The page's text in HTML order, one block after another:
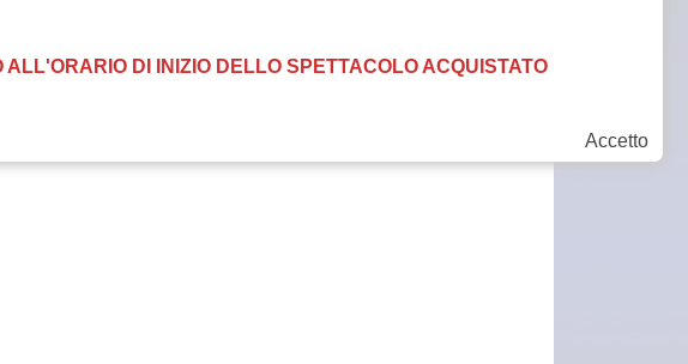
Accetto
DI INIZIO DELLO SPETTACOLO ACQUISTATO